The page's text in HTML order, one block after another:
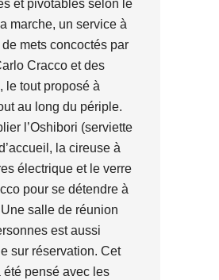
et pivotables selon le
marche, un service à
de mets concoctés par
Cracco et des
le tout proposé à
au long du périple.
l’Oshibori (serviette
la cireuse à
électrique et le verre
pour se détendre à
Une salle de réunion
est aussi
sur réservation. Cet
été pensé avec les